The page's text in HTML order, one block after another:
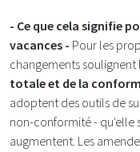
- Ce que cela signifie
vacances - Pour les
changements
totale et de la
adoptent des outils de
non-conformité - qu'elle
augmentent. Les